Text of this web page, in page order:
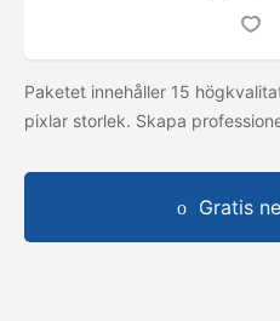
Paketet innehåller 15
pixlar storlek. Skapa
Gratis